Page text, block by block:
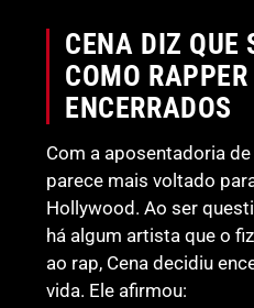
CENA DIZ QUE
COMO RAPPER
ENCERRADOS
Com a aposentadoria
parece mais voltado
Hollywood. Ao ser
há algum artista que o
ao rap, Cena decidiu
vida. Ele afirmou: